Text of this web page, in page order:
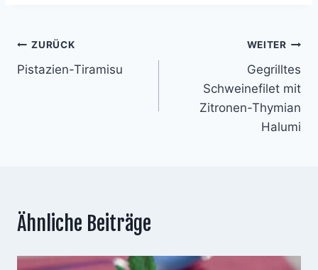
Beitragsnavigation
ZURÜCK
Pistazien-Tiramisu
WEITER
Gegrilltes
Schweinefilet mit
Zitronen-Thymian
Halumi
Ähnliche Beiträge